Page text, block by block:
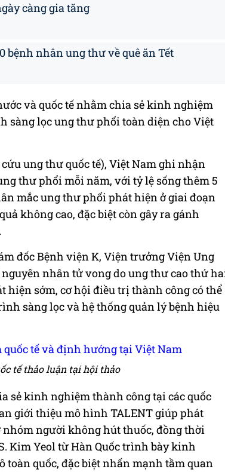
càng gia tăng
bệnh nhân ung thư về quê ăn Tết
và quốc tế nhằm chia sẻ kinh nghiệm
lọc ung thư phổi toàn diện cho Việt
ung thư quốc tế), Việt Nam ghi nhận
thư phổi mỗi năm, với tỷ lệ sống thêm 5
mắc ung thư phổi phát hiện ở giai đoạn
không cao, đặc biệt còn gây ra gánh
đốc Bệnh viện K, Viện trưởng Viện Ung
nhân tử vong do ung thư cao thứ
hiện sớm, cơ hội điều trị thành công có thể
sàng lọc và hệ thống quản lý bệnh hiệu
tế thảo luận tại hội thảo
sẻ kinh nghiệm thành công tại các quốc
giới thiệu mô hình TALENT giúp phát
nhóm người không hút thuốc, đồng thời
Kim Yeol từ Hàn Quốc trình bày kinh
quốc, đặc biệt nhấn mạnh tầm quan